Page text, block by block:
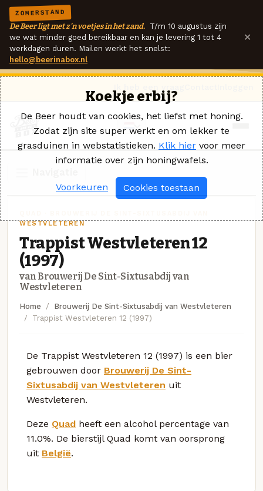
ZOMERSTAND
De Beer ligt met z'n voetjes in het zand. T/m 10 augustus zijn
we wat minder goed bereikbaar en kan je levering 1 tot 4
werkdagen duren. Mailen werkt het snelst:
hello@beerinabox.nl
×
WESTVLETEREN
Trappist Westvleteren 12
(1997)
van Brouwerij De Sint-Sixtusabdij van
Westvleteren
Home
Brouwerij De Sint-Sixtusabdij van Westvleteren
Trappist Westvleteren 12 (1997)
De Trappist Westvleteren 12 (1997) is een bier
gebrouwen door Brouwerij De Sint-
Sixtusabdij van Westvleteren uit
Westvleteren.
Deze Quad heeft een alcohol percentage van
11.0%. De bierstijl Quad komt van oorsprong
uit België.
Koekje erbij?
De Beer houdt van cookies, het liefst met honing.
Zodat zijn site super werkt en om lekker te
grasduinen in webstatistieken. Klik hier voor meer
informatie over zijn honingwafels.
Voorkeuren Cookies toestaan